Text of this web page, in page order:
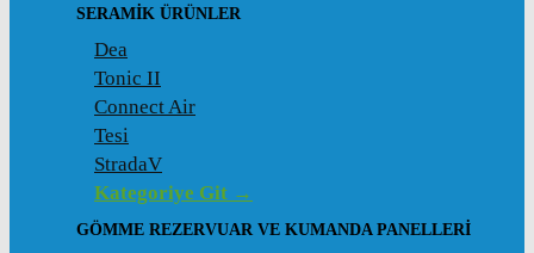
SERAMIK ÜRÜNLER
Dea
Tonic II
Connect Air
Tesi
StradaV
Kategoriye Git →
GÖMME REZERVUAR VE KUMANDA PANELLERI